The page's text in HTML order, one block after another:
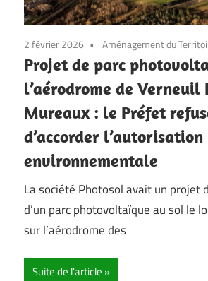
2 février 2026 Aménagement du
Projet de parc
l’aérodrome de Verneuil
Mureaux : le Préfet
d’accorder l’autorisation
environnementale
La société Photosol avait un projet
d’un parc photovoltaïque au sol le
sur l’aérodrome des
Suite de l'article